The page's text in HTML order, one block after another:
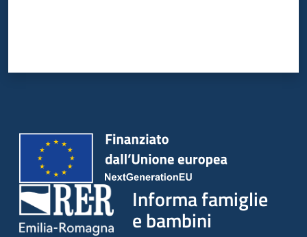
Informa famiglie
e bambini